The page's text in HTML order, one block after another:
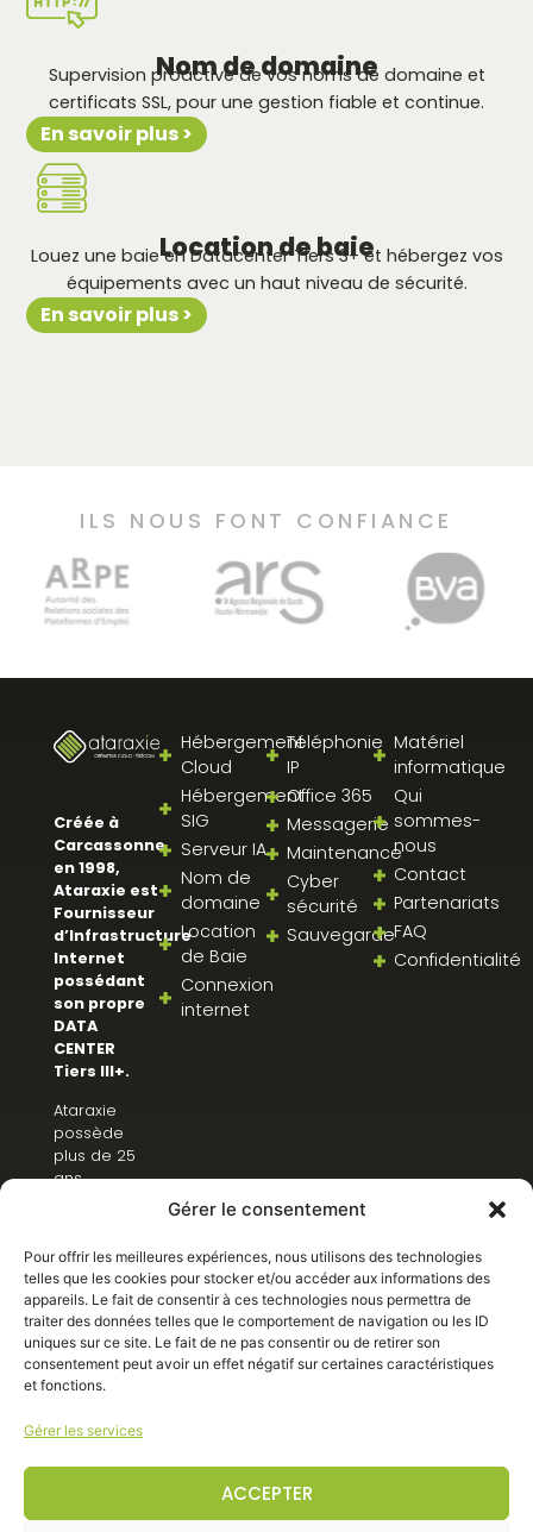
Gérer le consentement
Pour offrir les meilleures expériences, nous utilisons des technologies
telles que les cookies pour stocker et/ou accéder aux informations des
appareils. Le fait de consentir à ces technologies nous permettra de
traiter des données telles que le comportement de navigation ou les ID
uniques sur ce site. Le fait de ne pas consentir ou de retirer son
consentement peut avoir un effet négatif sur certaines caractéristiques
et fonctions.
Gérer les services
ACCEPTER
Nom de domaine
Supervision proactive de vos noms de domaine et
certificats SSL, pour une gestion fiable et continue.
En savoir plus >
Location de baie
Louez une baie en Datacenter Tiers 3+ et hébergez vos
équipements avec un haut niveau de sécurité.
En savoir plus >
ILS NOUS FONT CONFIANCE
Créée à
Carcassonne
en 1998,
Ataraxie est
Fournisseur
d’Infrastructure
Internet
possédant
son propre
DATA
CENTER
Tiers III+.
Ataraxie
possède
plus de 25
ans
de serveurs.
SUPPORT
CLIENTS
Hébergement
Cloud
Hébergement
SIG
Serveur IA
Nom de
domaine
Location
de Baie
Connexion
internet
Téléphonie
IP
Office 365
Messagerie
Maintenance
Cyber
sécurité
Sauvegarde
Matériel
informatique
Qui
sommes-
nous
Contact
Partenariats
FAQ
Confidentialité